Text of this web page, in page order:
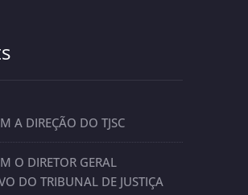
A DIREÇÃO DO TJSC
O DIRETOR GERAL
DO TRIBUNAL DE JUSTIÇA